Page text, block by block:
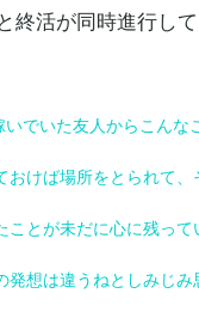
終活が同時進行し
でいた友人からこんな
おけば場所をとられて
とが未だに心に残っ
想は違うねとしみじみ